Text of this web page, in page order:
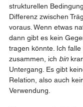
strukturellen
Differenz zwischen
voraus. Wenn etwas
dann gibt es kein
tragen könnte. Ich
zusammen, ich bin
Untergang. Es gibt
Relation, also auch
Verwendung.